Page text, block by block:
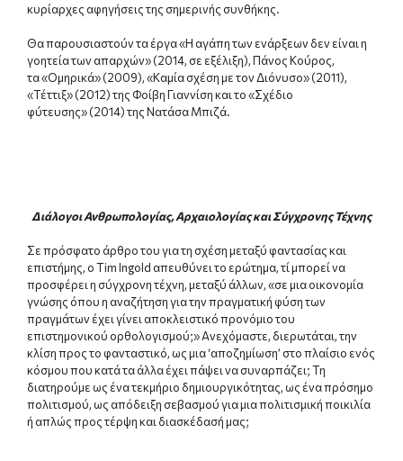
κυρίαρχες αφηγήσεις της σημερινής συνθήκης.
Θα παρουσιαστούν τα έργα «Η αγάπη των ενάρξεων δεν είναι η
γοητεία των απαρχών» (2014, σε εξέλιξη), Πάνος Κούρος,
τα «Ομηρικά» (2009), «Καμία σχέση με τον Διόνυσο» (2011),
«Τέττιξ» (2012) της Φοίβη Γιαννίση και το «Σχέδιο
φύτευσης» (2014) της Νατάσα Μπιζά.
Διάλογοι Ανθρωπολογίας, Αρχαιολογίας και Σύγχρονης Τέχνης
Σε πρόσφατο άρθρο του για τη σχέση μεταξύ φαντασίας και
επιστήμης, ο Tim Ingold απευθύνει το ερώτημα, τί μπορεί να
προσφέρει η σύγχρονη τέχνη, μεταξύ άλλων, «σε μια οικονομία
γνώσης όπου η αναζήτηση για την πραγματική φύση των
πραγμάτων έχει γίνει αποκλειστικό προνόμιο του
επιστημονικού ορθολογισμού;» Ανεχόμαστε, διερωτάται, την
κλίση προς το φανταστικό, ως μια ‘αποζημίωση’ στο πλαίσιο ενός
κόσμου που κατά τα άλλα έχει πάψει να συναρπάζει; Τη
διατηρούμε ως ένα τεκμήριο δημιουργικότητας, ως ένα πρόσημο
πολιτισμού, ως απόδειξη σεβασμού για μια πολιτισμική ποικιλία
ή απλώς προς τέρψη και διασκέδασή μας;